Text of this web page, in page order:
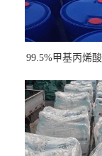
99.5%甲基丙烯